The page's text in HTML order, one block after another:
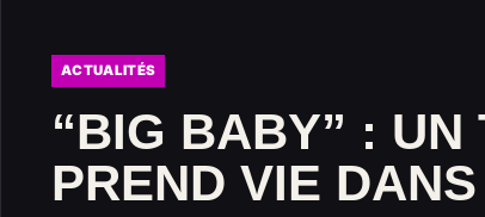
ACTUALITÉS
“BIG BABY” : UN
PREND VIE